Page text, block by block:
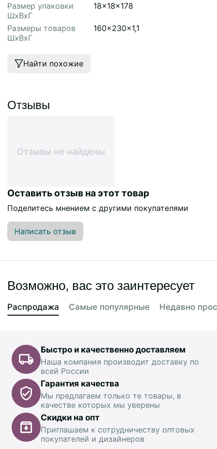
Размер упаковки
ШхВхГ
18x18x178
Размеры товаров
ШхВхГ
160x230x1,1
Найти похожие
Отзывы
Отзывы не найдены
Оставить отзыв на этот товар
Поделитесь мнением с другими покупателями
Написать отзыв
Возможно, вас это заинтересует
Распродажа Самые популярные Недавно
Быстро и качественно доставляем
Наша компания производит доставку по
всей России
Гарантия качества
Мы предлагаем только те товары, в
качестве которых мы уверены
Скидки на опт
Приглашаем к сотрудничеству оптовых
покупателей и дизайнеров